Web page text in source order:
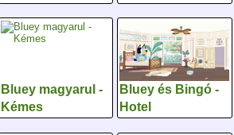
Bluey magyarul -
Kémes
Bluey és Bingó -
Hotel